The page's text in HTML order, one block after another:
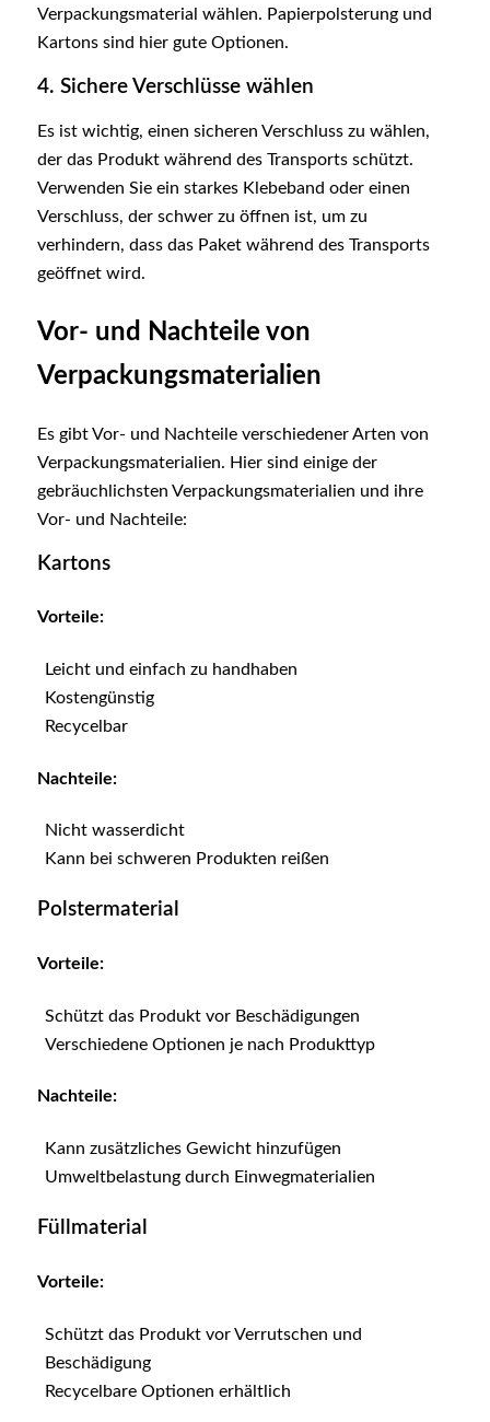
Verpackungsmaterial wählen. Papierpolsterung und
Kartons sind hier gute Optionen.
4. Sichere Verschlüsse wählen
Es ist wichtig, einen sicheren Verschluss zu wählen,
der das Produkt während des Transports schützt.
Verwenden Sie ein starkes Klebeband oder einen
Verschluss, der schwer zu öffnen ist, um zu
verhindern, dass das Paket während des Transports
geöffnet wird.
Vor- und Nachteile von
Verpackungsmaterialien
Es gibt Vor- und Nachteile verschiedener Arten von
Verpackungsmaterialien. Hier sind einige der
gebräuchlichsten Verpackungsmaterialien und ihre
Vor- und Nachteile:
Kartons
Vorteile:
Leicht und einfach zu handhaben
Kostengünstig
Recycelbar
Nachteile:
Nicht wasserdicht
Kann bei schweren Produkten reißen
Polstermaterial
Vorteile:
Schützt das Produkt vor Beschädigungen
Verschiedene Optionen je nach Produkttyp
Nachteile:
Kann zusätzliches Gewicht hinzufügen
Umweltbelastung durch Einwegmaterialien
Füllmaterial
Vorteile:
Schützt das Produkt vor Verrutschen und
Beschädigung
Recycelbare Optionen erhältlich